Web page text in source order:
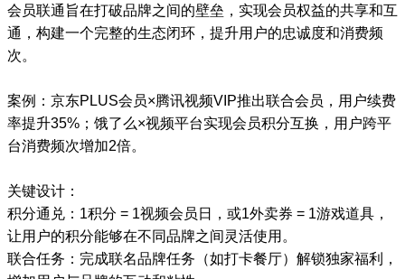
会员联通旨在打破品牌之间的壁垒，实现会员权益的共享和互
通，构建一个完整的生态闭环，提升用户的忠诚度和消费频
次。
案例：京东PLUS会员×腾讯视频VIP推出联合会员，用户续费
率提升35%；饿了么×视频平台实现会员积分互换，用户跨平
台消费频次增加2倍。
关键设计：
积分通兑：1积分 = 1视频会员日，或1外卖券 = 1游戏道具，
让用户的积分能够在不同品牌之间灵活使用。
联合任务：完成联名品牌任务（如打卡餐厅）解锁独家福利，